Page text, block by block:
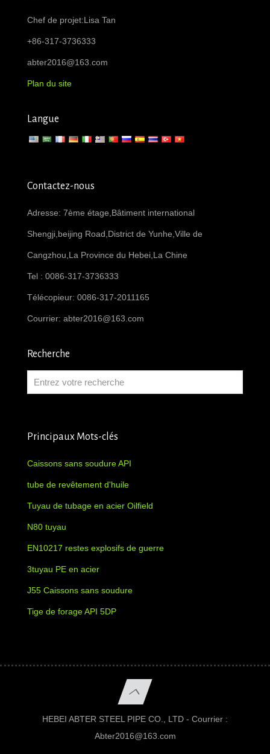
Chef de projet:Lisa Tan
+86-317-3736333
abter2016@163.com
Plan du site
Langue
Contactez-nous
Adresse: 7ème étage,Bâtiment international
Shengji,beijing Road,District de Yunhe,Ville de
Cangzhou,La Province du Hebei,La Chine
Tel : 0086-317-3736333
Télécopieur: 0086-317-2011165
Courrier: abter2016@163.com
Recherche
Principaux Mots-clés
Caissons sans soudure API
tube de revêtement d'huile
Tuyau de tubage en acier Oilfield
N80 tuyau
EN10217 restes explosifs de guerre
3tuyau PE en acier
J55 Caissons sans soudure
Tige de forage API 5DP
HEBEI ABTER STEEL PIPE CO., LTD - Courrier :
Abter2016@163.com